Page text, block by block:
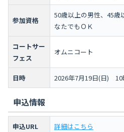
参加資格
50歳以上の男性、45歳
なたでもＯＫ
コートサー
フェス
オムニコート
日時 2026年7月19日(日) 10
申込情報
申込URL 詳細はこちら